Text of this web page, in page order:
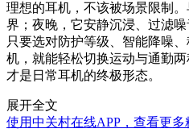
理想的耳机，不该被场景限制
界；夜晚，它安静沉浸、过滤噪
只要选对防护等级、智能降噪
机，就能轻松切换运动与通勤
才是日常耳机的终极形态。
展开全文
使用中关村在线APP，查看更多